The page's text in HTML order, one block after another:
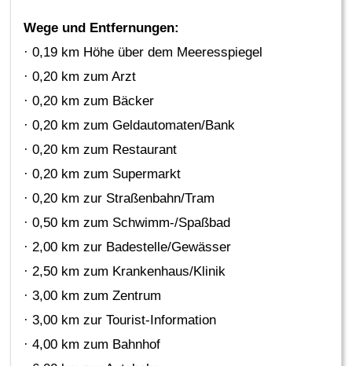
Wege und Entfernungen:
· 0,19 km Höhe über dem Meeresspiegel
· 0,20 km zum Arzt
· 0,20 km zum Bäcker
· 0,20 km zum Geldautomaten/Bank
· 0,20 km zum Restaurant
· 0,20 km zum Supermarkt
· 0,20 km zur Straßenbahn/Tram
· 0,50 km zum Schwimm-/Spaßbad
· 2,00 km zur Badestelle/Gewässer
· 2,50 km zum Krankenhaus/Klinik
· 3,00 km zum Zentrum
· 3,00 km zur Tourist-Information
· 4,00 km zum Bahnhof